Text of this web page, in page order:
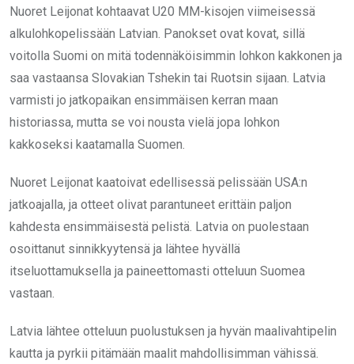
Nuoret Leijonat kohtaavat U20 MM-kisojen viimeisessä
alkulohkopelissään Latvian. Panokset ovat kovat, sillä
voitolla Suomi on mitä todennäköisimmin lohkon kakkonen ja
saa vastaansa Slovakian Tshekin tai Ruotsin sijaan. Latvia
varmisti jo jatkopaikan ensimmäisen kerran maan
historiassa, mutta se voi nousta vielä jopa lohkon
kakkoseksi kaatamalla Suomen.
Nuoret Leijonat kaatoivat edellisessä pelissään USA:n
jatkoajalla, ja otteet olivat parantuneet erittäin paljon
kahdesta ensimmäisestä pelistä. Latvia on puolestaan
osoittanut sinnikkyytensä ja lähtee hyvällä
itseluottamuksella ja paineettomasti otteluun Suomea
vastaan.
Latvia lähtee otteluun puolustuksen ja hyvän maalivahtipelin
kautta ja pyrkii pitämään maalit mahdollisimman vähissä.